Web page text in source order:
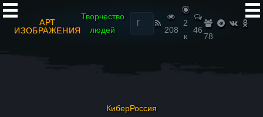
АРТ
ИЗОБРАЖЕНИЯ
Творчество
людей
Найти:
208
2
к
46
78
КиберРоссия